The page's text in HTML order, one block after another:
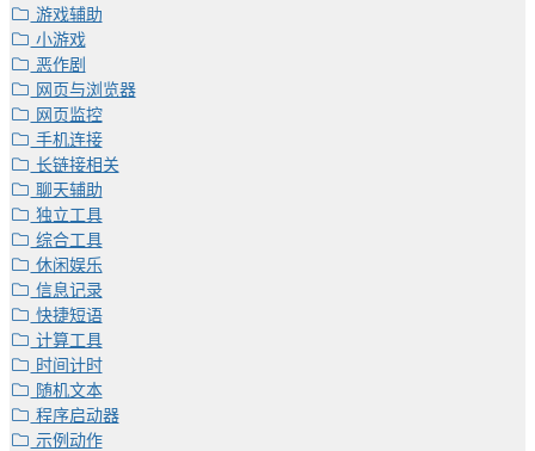
游戏辅助
小游戏
恶作剧
网页与浏览器
网页监控
手机连接
长链接相关
聊天辅助
独立工具
综合工具
休闲娱乐
信息记录
快捷短语
计算工具
时间计时
随机文本
程序启动器
示例动作